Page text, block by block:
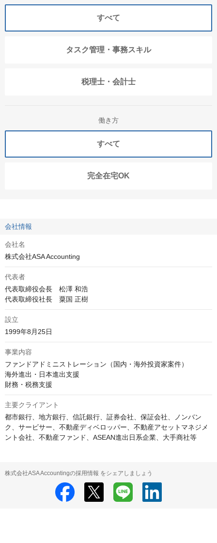
すべて
タスク管理・事務スキル
税理士・会計士
働き方
すべて
完全在宅OK
会社情報
会社名
株式会社ASA Accounting
代表者
代表取締役会長　松澤 和浩
代表取締役社長　粟国 正樹
設立
1999年8月25日
事業内容
ファンドアドミニストレーション（国内・海外投資家案件）
海外進出・日本進出支援
財務・税務支援
主要クライアント
都市銀行、地方銀行、信託銀行、証券会社、保証会社、ノンバン
ク、サービサー、不動産ディベロッパー、不動産アセットマネジメ
ント会社、不動産ファンド、ASEAN進出日系企業、大手商社等
株式会社ASA Accountingの採用情報 をシェアしましょう